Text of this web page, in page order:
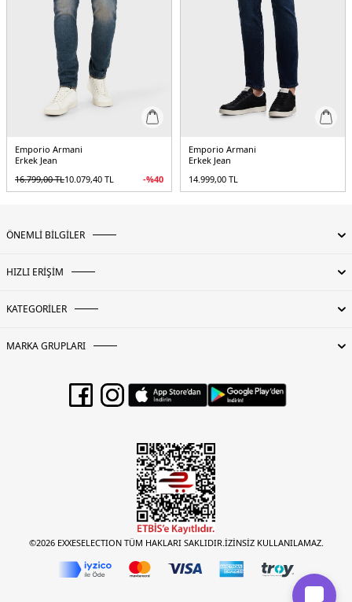
Emporio Armani
Erkek Jean
16.799,00TL10.079,40 TL -%40
Emporio Armani
Erkek Jean
14.999,00 TL
ÖNEMLİ BİLGİLER
HIZLI ERİŞİM
KATEGORİLER
MARKA GRUPLARI
©2026 EXXESELECTION TÜM HAKLARI SAKLIDIR.İZİNSİZ KULLANILAMAZ.